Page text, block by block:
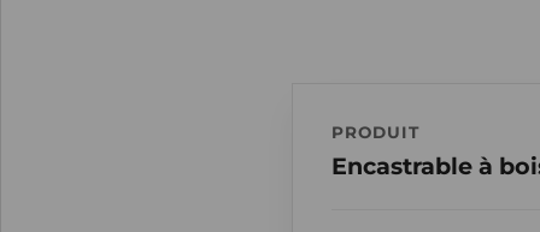
PRODUIT
Encastrable à